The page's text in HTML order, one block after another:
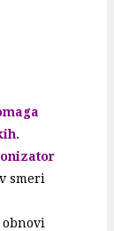
smeri
obnovi